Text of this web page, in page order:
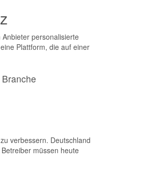
personalisierte
eine Plattform, die auf einer
verbessern. Deutschland
müssen heute